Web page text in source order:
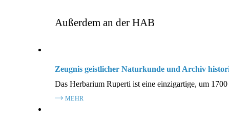
Außerdem an der HAB
Zeugnis geistlicher Naturkunde und Archiv
Das Herbarium Ruperti ist eine einzigartige, um
MEHR